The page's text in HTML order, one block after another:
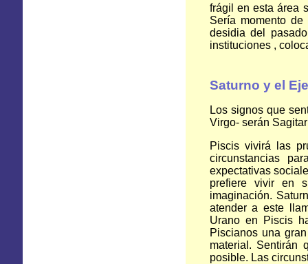
frágil en esta área
Sería momento
desidia del
instituciones ,
Saturno y el
Los signos que
Virgo- serán
Piscis vivirá las
circunstancias
expectativas
prefiere vivir en
imaginación.
atender a este
Urano en Piscis
Piscianos una
material. Sentirán
posible. Las